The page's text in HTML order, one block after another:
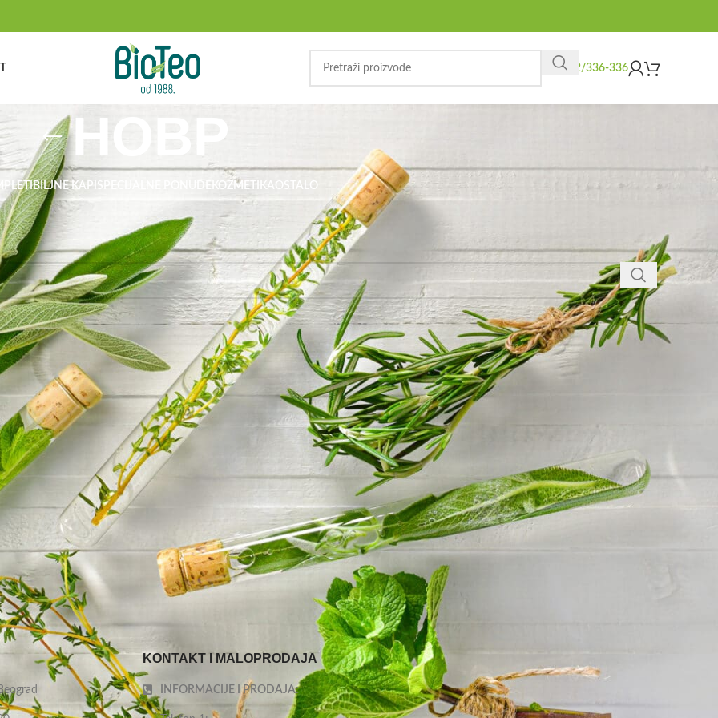
062/336-336
HOBP
BILJNE KAPI SPECIJALNE PONUDE KOZMETIKA OSTALO
KONTAKT I MALOPRODAJA
INFORMACIJE I PRODAJA:
KORISNI LINKOVI
Apoteke saradnici
VELEPRODAJA